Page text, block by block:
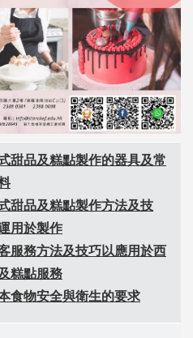
甜品及糕點製作的器具及常
甜品及糕點製作方法及技
用於製作
服務方法及技巧以應用於西
糕點服務
食物安全與衛生的要求